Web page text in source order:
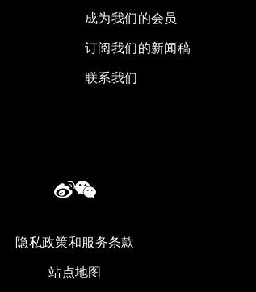
成为我们的会员
订阅我们的新闻稿
联系我们
隐私政策和服务条款
站点地图